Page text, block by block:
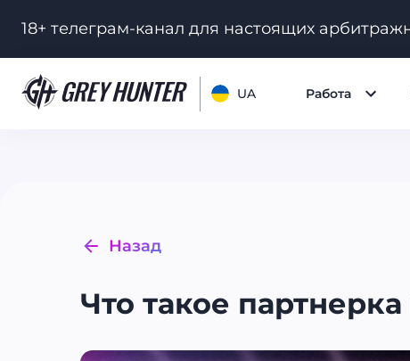
18+ телеграм-канал для настоящих
UA Работа
Назад
Что такое